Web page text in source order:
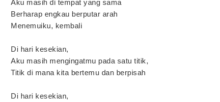
Aku masih di tempat yang sama
Berharap engkau berputar arah
Menemuiku, kembali
Di hari kesekian,
Aku masih mengingatmu pada satu titik,
Titik di mana kita bertemu dan berpisah
Di hari kesekian,